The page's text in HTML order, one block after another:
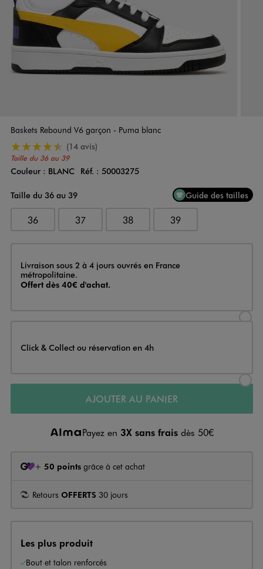
Baskets Rebound V6 garçon - Puma blanc
Taille du 36 au 39
4.5/5 de moyenne
(14 avis)
Couleur
Couleur : BLANC Réf. : 50003275
Taille du 36 au 39
Guide des tailles
36 37 38 39
Livraison
Livraison sous 2 à 4 jours ouvrés en France
métropolitaine.
Offert dès 40€ d'achat.
Click & Collect ou réservation en 4h
AJOUTER AU PANIER
Payez en 3X sans frais dès 50€
+ 50 points grâce à cet achat
Retours OFFERTS 30 jours
Les plus produit
Bout et talon renforcés